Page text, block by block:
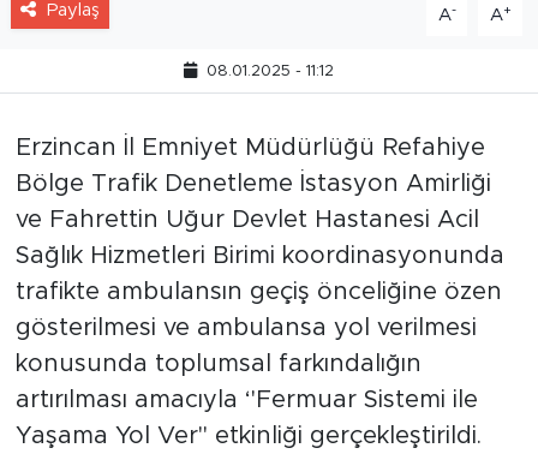
Paylaş A- A+
08.01.2025 - 11:12
Erzincan İl Emniyet Müdürlüğü Refahiye
Bölge Trafik Denetleme İstasyon Amirliği
ve Fahrettin Uğur Devlet Hastanesi Acil
Sağlık Hizmetleri Birimi koordinasyonunda
trafikte ambulansın geçiş önceliğine özen
gösterilmesi ve ambulansa yol verilmesi
konusunda toplumsal farkındalığın
artırılması amacıyla ‘'Fermuar Sistemi ile
Yaşama Yol Ver'' etkinliği gerçekleştirildi.